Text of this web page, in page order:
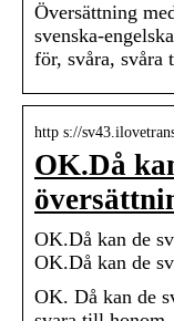
Översättning
svenska-
för, svåra, svåra
http s://
OK.Då
OK.Då kan de
OK.Då kan de
OK. Då kan de